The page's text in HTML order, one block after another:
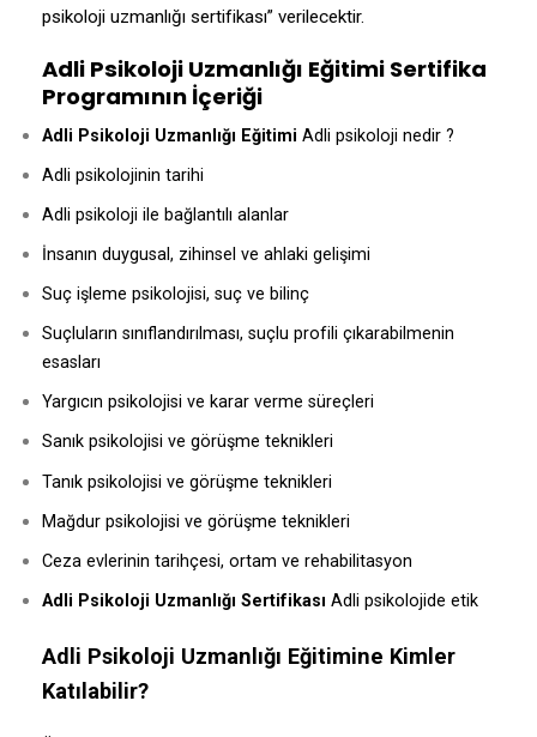
psikoloji uzmanlığı sertifikası” verilecektir.
Adli Psikoloji Uzmanlığı Eğitimi Sertifika
Programının İçeriği
Adli Psikoloji Uzmanlığı Eğitimi Adli psikoloji nedir ?
Adli psikolojinin tarihi
Adli psikoloji ile bağlantılı alanlar
İnsanın duygusal, zihinsel ve ahlaki gelişimi
Suç işleme psikolojisi, suç ve bilinç
Suçluların sınıflandırılması, suçlu profili çıkarabilmenin
esasları
Yargıcın psikolojisi ve karar verme süreçleri
Sanık psikolojisi ve görüşme teknikleri
Tanık psikolojisi ve görüşme teknikleri
Mağdur psikolojisi ve görüşme teknikleri
Ceza evlerinin tarihçesi, ortam ve rehabilitasyon
Adli Psikoloji Uzmanlığı Sertifikası Adli psikolojide etik
Adli Psikoloji Uzmanlığı Eğitimine Kimler
Katılabilir?